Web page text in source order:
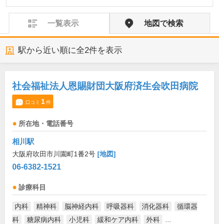
一覧表示 地図で検索
駅から近い順に全2件を表示
社会福祉法人恩賜財団大阪府済生会吹田病院
口コミ 1件
所在地・電話番号
相川駅
大阪府吹田市川園町1番2号 [地図]
06-6382-1521
診療科目
内科 精神科 脳神経内科 呼吸器科 消化器科
循環器
科
糖尿病内科 小児科 緩和ケア内科 外科